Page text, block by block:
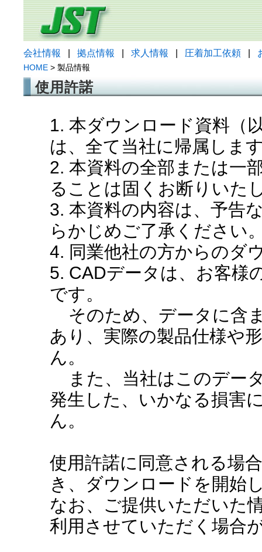
会社情報 拠点情報 求人情報 圧着加工依頼
HOME > 製品情報
使用許諾
1. 本ダウンロード資料（
は、全て当社に帰属しま
2. 本資料の全部または一
ることは固くお断りいた
3. 本資料の内容は、予告
らかじめご了承ください
4. 同業他社の方からのダ
5. CADデータは、お客様
です。
そのため、データに含
あり、実際の製品仕様や
ん。
また、当社はこのデー
発生した、いかなる損害
ん。
使用許諾に同意される場
き、ダウンロードを開始
なお、ご提供いただいた
利用させていただく場合